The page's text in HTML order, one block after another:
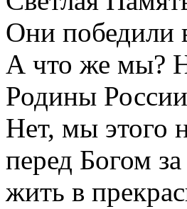
Они победили
А что же мы?
Родины
Нет, мы этого
перед Богом
жить в